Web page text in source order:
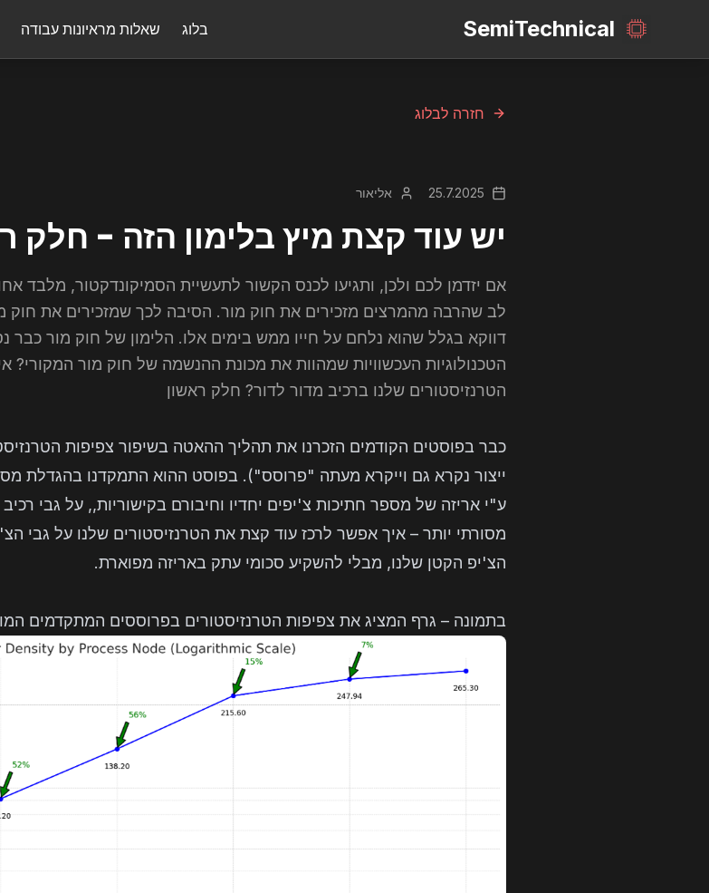
SemiTechnical בלוג שאלות מראיונות עבודה
חזרה לבלוג
25.7.2025 אליאור
יש עוד קצת מיץ בלימון הזה - חלק
אם יזדמן לכם ולכן, ותגיעו לכנס הקשור לתעשיית הסמיקונדקטור, מלבד
לב שהרבה מהמרצים מזכירים את חוק מור. הסיבה לכך שמזכירים את חוק
דווקא בגלל שהוא נלחם על חייו ממש בימים אלו. הלימון של חוק מור
הטכנולוגיות העכשוויות שמהוות את מכונת ההנשמה של חוק מור המקורי?
הטרנזיסטורים שלנו ברכיב מדור לדור? חלק ראשון
כבר בפוסטים הקודמים הזכרנו את תהליך ההאטה בשיפור צפיפות
ייצור נקרא גם וייקרא מעתה "פרוסס"). בפוסט ההוא התמקדנו בהגדלת
ע"י אריזה של מספר חתיכות צ'יפים יחדיו וחיבורם בקישוריות,, על גבי
הצ'יפ הקטן שלנו, מבלי להשקיע סכומי עתק באריזה מפוארת.
בתמונה – גרף המציג את צפיפות הטרנזיסטורים בפרוססים המתקדמים